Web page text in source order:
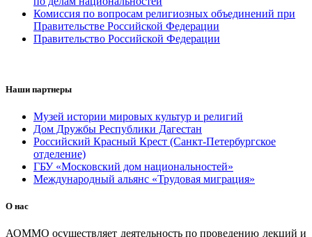
Комиссия по вопросам религиозных объединений при
Правительстве Российской Федерации
Правительство Российской Федерации
Наши партнеры
Музей истории мировых культур и религий
Дом Дружбы Республики Дагестан
Российский Красный Крест (Санкт-Петербургское
отделение)
ГБУ «Московский дом национальностей»
Международный альянс «Трудовая миграция»
О нас
АОММО осуществляет деятельность по проведению лекций и